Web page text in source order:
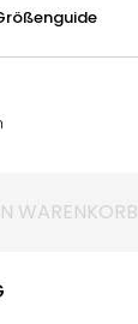
WARENKORB